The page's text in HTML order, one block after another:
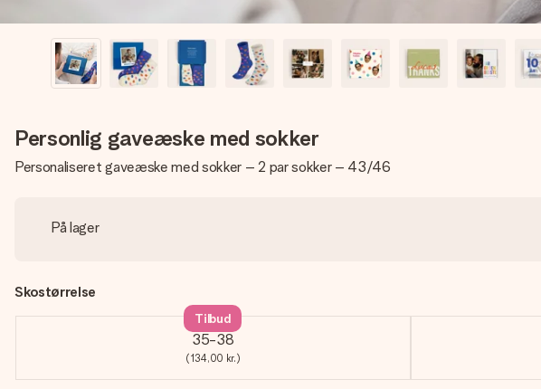
Personlig gaveæske med sokker
Personaliseret gaveæske med sokker – 2 par sokker – 43/46
På lager
Skostørrelse
35-38
(134,00 kr.)
Tilbud